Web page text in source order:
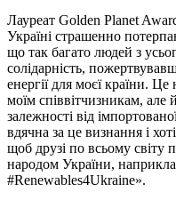
Лауреат Golden Planet
Україні страшенно
що так багато людей з
солідарність,
енергії для моєї країни.
моїм співвітчизникам, але
залежності від
вдячна за це визнання і
щоб друзі по всьому світу
народом України,
#Renewables4Ukraine».